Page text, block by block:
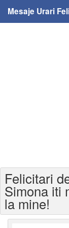
Mesaje Urari
Felicitari varsta
Felicitari zilele
Felicitari
Simona iti
la mine!